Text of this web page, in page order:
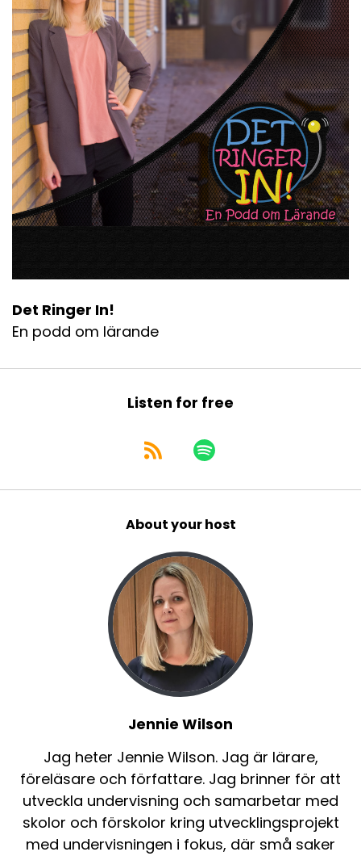
Det Ringer In!
En podd om lärande
Listen for free
About your host
Jennie Wilson
Jag heter Jennie Wilson. Jag är lärare,
föreläsare och författare. Jag brinner för att
utveckla undervisning och samarbetar med
skolor och förskolor kring utvecklingsprojekt
med undervisningen i fokus, där små saker